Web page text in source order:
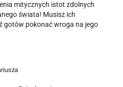
mitycznych istot zdolnych
świata! Musisz ich
gotów pokonać wroga na jego